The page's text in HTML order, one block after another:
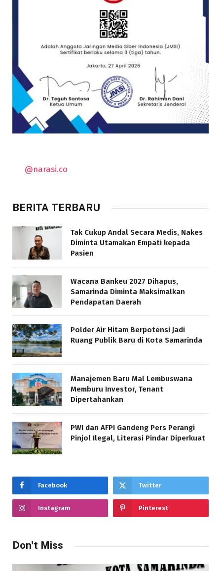
@narasi.co
BERITA TERBARU
Tak Cukup Andal Secara Medis, Nakes
Diminta Utamakan Empati kepada
Pasien
Wacana Bankeu 2027 Dihapus,
Samarinda Diminta Maksimalkan
Pendapatan Daerah
Polder Air Hitam Berpotensi Jadi
Ruang Publik Baru di Kota Samarinda
Manajemen Baru Mal Lembuswana
Memburu Investor, Tenant
Dipertahankan
PWI dan AFPI Gandeng Pers Perangi
Pinjol Ilegal, Literasi Pindar Diperkuat
Facebook Twitter
Instagram Pinterest
Don't Miss